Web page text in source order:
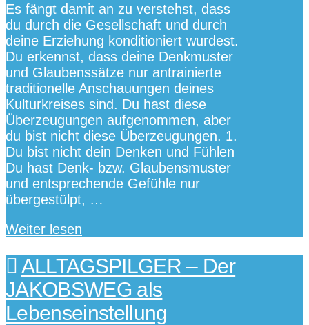
Es fängt damit an zu verstehst, dass
du durch die Gesellschaft und durch
deine Erziehung konditioniert wurdest.
Du erkennst, dass deine Denkmuster
und Glaubenssätze nur antrainierte
traditionelle Anschauungen deines
Kulturkreises sind. Du hast diese
Überzeugungen aufgenommen, aber
du bist nicht diese Überzeugungen. 1.
Du bist nicht dein Denken und Fühlen
Du hast Denk- bzw. Glaubensmuster
und entsprechende Gefühle nur
übergestülpt, …
Weiter lesen
ALLTAGSPILGER – Der
JAKOBSWEG als
Lebenseinstellung